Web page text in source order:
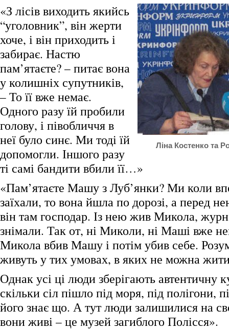
Ліна Костенко та
«З лісів виходить якийсь
“уголовник”, він жерти
хоче, і він приходить і
забирає. Настю
пам’ятаєте? – питає вона
у колишніх супутників,
– То її вже немає.
Одного разу їй пробили
голову, і півобличчя в
неї було синє. Ми тоді їй
допомогли. Іншого разу
ті самі бандити вбили її…»
«Пам’ятаєте Машу з Луб’янки? Ми коли
заїхали, то вона йшла по дорозі, а перед
він там господар. Із нею жив Микола,
знімали. Так от, ні Миколи, ні Маші вже
Микола вбив Машу і потім убив себе.
живуть у тих умовах, в яких не можна
Однак усі ці люди зберігають автентичну
скільки сіл пішло під моря, під полігони,
його знає що. А тут люди залишилися на
вони живі – це музей загиблого Полісся».